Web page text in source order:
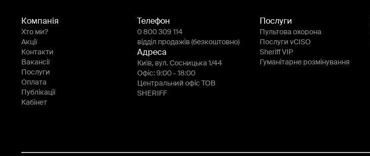
Компанія
Хто ми?
Акції
Контакти
Вакансії
Послуги
Оплата
Публікації
Кабінет
Телефон
0 800 309 114
відділ продажів (безкоштовно)
Адреса
Київ, вул. Сосницька 1/44
Офіс: 9:00 - 18:00
Центральний офіс ТОВ
SHERIFF
Послуги
Пультова охорона
Послуги vCISO
Sheriff VIP
Гуманітарне розмінування